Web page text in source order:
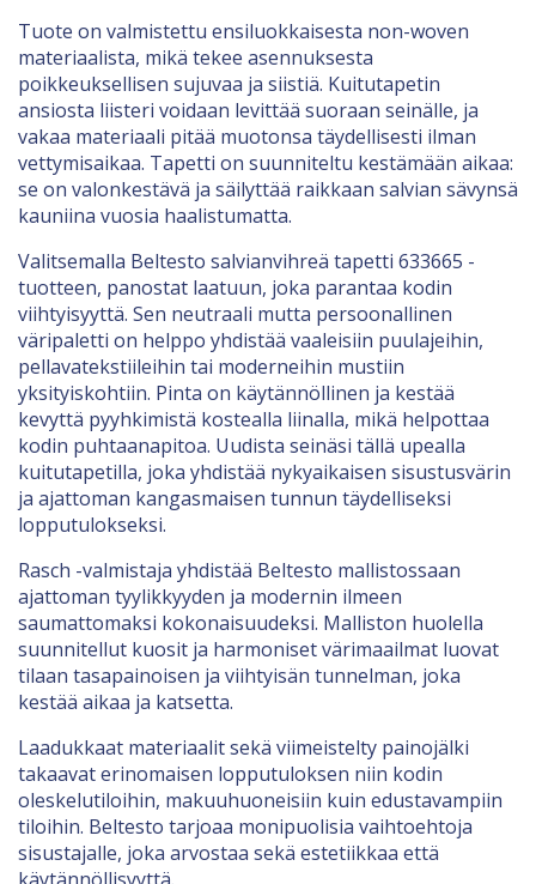
Tuote on valmistettu ensiluokkaisesta non-woven
materiaalista, mikä tekee asennuksesta
poikkeuksellisen sujuvaa ja siistiä. Kuitutapetin
ansiosta liisteri voidaan levittää suoraan seinälle, ja
vakaa materiaali pitää muotonsa täydellisesti ilman
vettymisaikaa. Tapetti on suunniteltu kestämään aikaa:
se on valonkestävä ja säilyttää raikkaan salvian sävynsä
kauniina vuosia haalistumatta.
Valitsemalla Beltesto salvianvihreä tapetti 633665 -
tuotteen, panostat laatuun, joka parantaa kodin
viihtyisyyttä. Sen neutraali mutta persoonallinen
väripaletti on helppo yhdistää vaaleisiin puulajeihin,
pellavatekstiileihin tai moderneihin mustiin
yksityiskohtiin. Pinta on käytännöllinen ja kestää
kevyttä pyyhkimistä kostealla liinalla, mikä helpottaa
kodin puhtaanapitoa. Uudista seinäsi tällä upealla
kuitutapetilla, joka yhdistää nykyaikaisen sisustusvärin
ja ajattoman kangasmaisen tunnun täydelliseksi
lopputulokseksi.
Rasch -valmistaja yhdistää Beltesto mallistossaan
ajattoman tyylikkyyden ja modernin ilmeen
saumattomaksi kokonaisuudeksi. Malliston huolella
suunnitellut kuosit ja harmoniset värimaailmat luovat
tilaan tasapainoisen ja viihtyisän tunnelman, joka
kestää aikaa ja katsetta.
Laadukkaat materiaalit sekä viimeistelty painojälki
takaavat erinomaisen lopputuloksen niin kodin
oleskelutiloihin, makuuhuoneisiin kuin edustavampiin
tiloihin. Beltesto tarjoaa monipuolisia vaihtoehtoja
sisustajalle, joka arvostaa sekä estetiikkaa että